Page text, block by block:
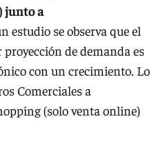
junto a
estudio se observa que el
de demanda es
con un crecimiento. Lo
Comerciales a
(solo venta online)